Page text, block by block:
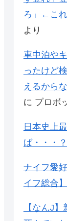
ろ」←こ
より
車中泊や
ったけど
えるから
に プロボ
日本史上
ば・・・？
ナイフ愛
イフ総合】
【なんJ